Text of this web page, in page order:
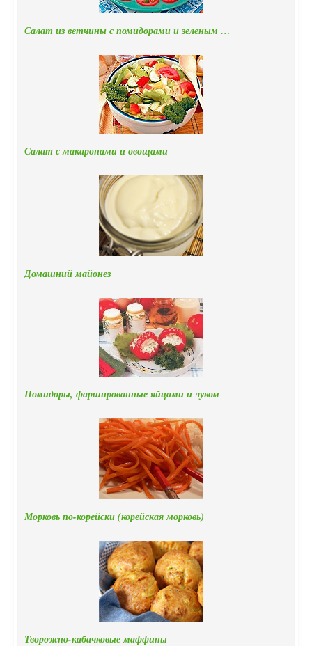
Салат из ветчины с помидорами и зеленым …
Салат с макаронами и овощами
Домашний майонез
Помидоры, фаршированные яйцами и луком
Морковь по-корейски (корейская морковь)
Творожно-кабачковые маффины